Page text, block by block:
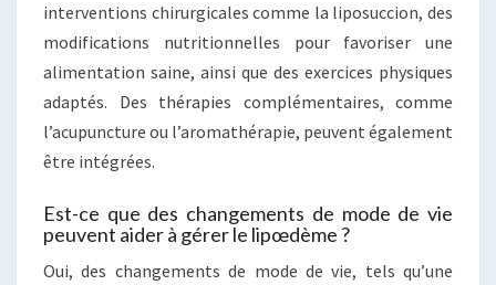
interventions chirurgicales comme la liposuccion, des
modifications nutritionnelles pour favoriser une
alimentation saine, ainsi que des exercices physiques
adaptés. Des thérapies complémentaires, comme
l’acupuncture ou l’aromathérapie, peuvent également
être intégrées.
Est-ce que des changements de mode de vie
peuvent aider à gérer le lipœdème ?
Oui, des changements de mode de vie, tels qu’une